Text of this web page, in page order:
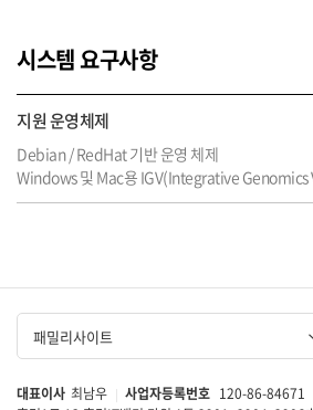
대표이사 최남우 사업자등록번호 120-86-84671
패밀리사이트